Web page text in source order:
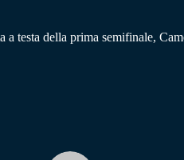
a testa della prima semifinale,